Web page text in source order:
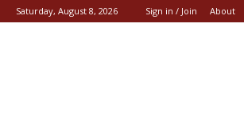
Saturday, August 8, 2026 Sign in / Join About